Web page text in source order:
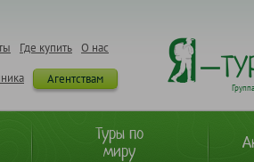
О нас
Где купить
Агентствам
Туры по
миру